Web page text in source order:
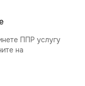
ППР услугу
на